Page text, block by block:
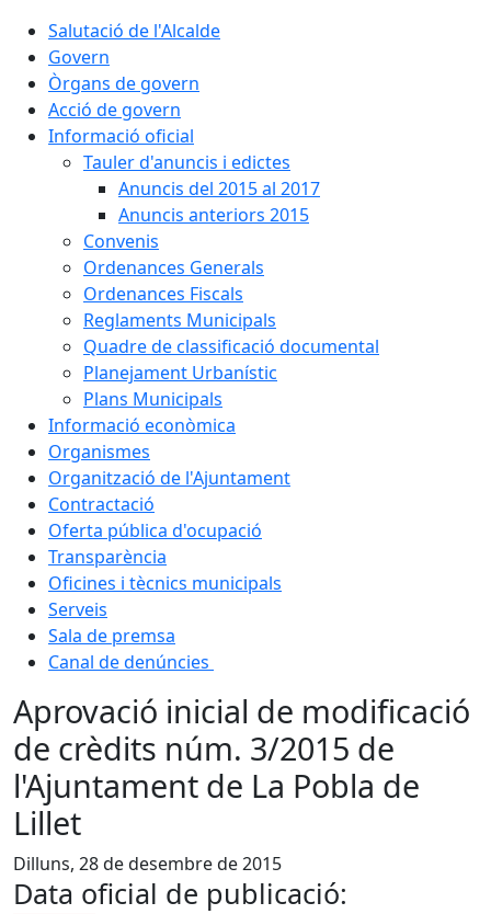
Salutació de l'Alcalde
Govern
Òrgans de govern
Acció de govern
Informació oficial
Tauler d'anuncis i edictes
Anuncis del 2015 al 2017
Anuncis anteriors 2015
Convenis
Ordenances Generals
Ordenances Fiscals
Reglaments Municipals
Quadre de classificació documental
Planejament Urbanístic
Plans Municipals
Informació econòmica
Organismes
Organització de l'Ajuntament
Contractació
Oferta pública d'ocupació
Transparència
Oficines i tècnics municipals
Serveis
Sala de premsa
Canal de denúncies
Aprovació inicial de modificació
de crèdits núm. 3/2015 de
l'Ajuntament de La Pobla de
Lillet
Dilluns, 28 de desembre de 2015
Data oficial de publicació: